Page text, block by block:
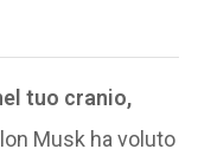
tuo cranio,
Musk ha voluto